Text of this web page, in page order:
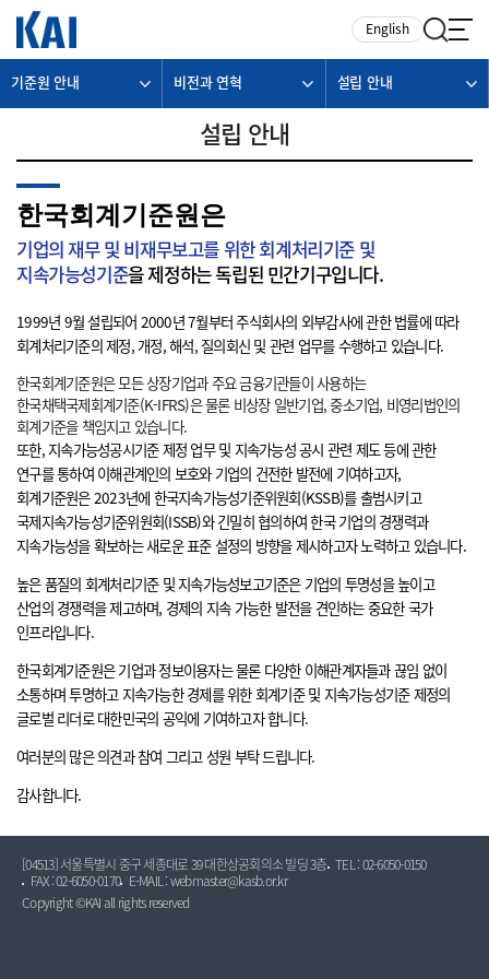
English
기준원 안내 비전과 연혁 설립 안내
설립 안내
한국회계기준원은
기업의 재무 및 비재무보고를 위한 회계처리기준 및
지속가능성기준을 제정하는 독립된 민간기구입니다.
1999년 9월 설립되어 2000년 7월부터 주식회사의 외부감사에 관한 법률에 따라
회계처리기준의 제정, 개정, 해석, 질의회신 및 관련 업무를 수행하고 있습니다.
한국회계기준원은 모든 상장기업과 주요 금융기관들이 사용하는
한국채택국제회계기준(K-IFRS)은 물론 비상장 일반기업, 중소기업, 비영리법인의
회계기준을 책임지고 있습니다.
또한, 지속가능성공시기준 제정 업무 및 지속가능성 공시 관련 제도 등에 관한
연구를 통하여 이해관계인의 보호와 기업의 건전한 발전에 기여하고자,
회계기준원은 2023년에 한국지속가능성기준위원회(KSSB)를 출범시키고
국제지속가능성기준위원회(ISSB)와 긴밀히 협의하여 한국 기업의 경쟁력과
지속가능성을 확보하는 새로운 표준 설정의 방향을 제시하고자 노력하고 있습니다.
높은 품질의 회계처리기준 및 지속가능성보고기준은 기업의 투명성을 높이고
산업의 경쟁력을 제고하며, 경제의 지속 가능한 발전을 견인하는 중요한 국가
인프라입니다.
한국회계기준원은 기업과 정보이용자는 물론 다양한 이해관계자들과 끊임 없이
소통하며 투명하고 지속가능한 경제를 위한 회계기준 및 지속가능성기준 제정의
글로벌 리더로 대한민국의 공익에 기여하고자 합니다.
여러분의 많은 의견과 참여 그리고 성원 부탁 드립니다.
감사합니다.
[04513] 서울특별시 중구 세종대로 39 대한상공회의소 빌딩 3층 TEL : 02-6050-0150
FAX : 02-6050-0170
E-MAIL : webmaster@kasb.or.kr
Copyright ©KAI all rights reserved